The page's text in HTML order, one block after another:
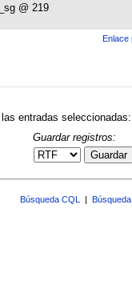
@ 219
Enlace
entradas seleccionadas:
Guardar registros:
Guardar
Búsqueda CQL